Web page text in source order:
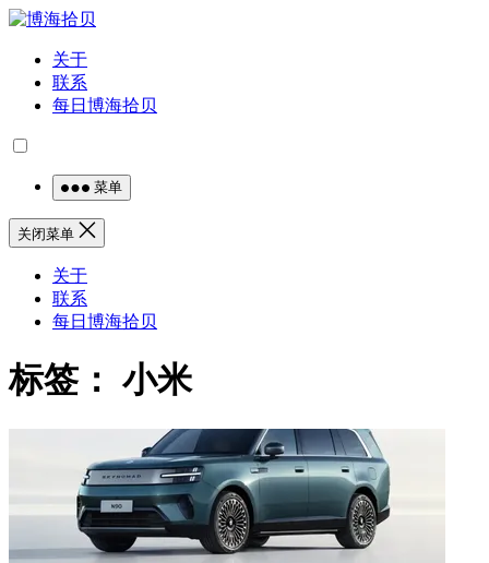
关于
联系
每日博海拾贝
菜单
关闭菜单
关于
联系
每日博海拾贝
标签： 小米